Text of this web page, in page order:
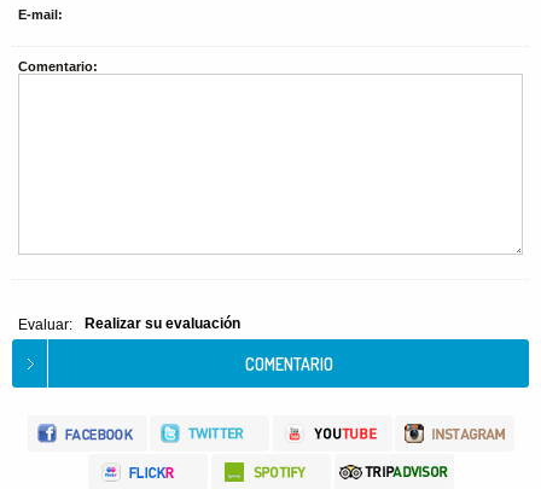
E-mail:
Comentario:
Evaluar: Realizar su evaluación